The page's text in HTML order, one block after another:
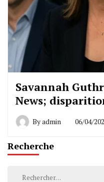
Savannah
News;
Byadmin 06/04/
Recherche
Rechercher :